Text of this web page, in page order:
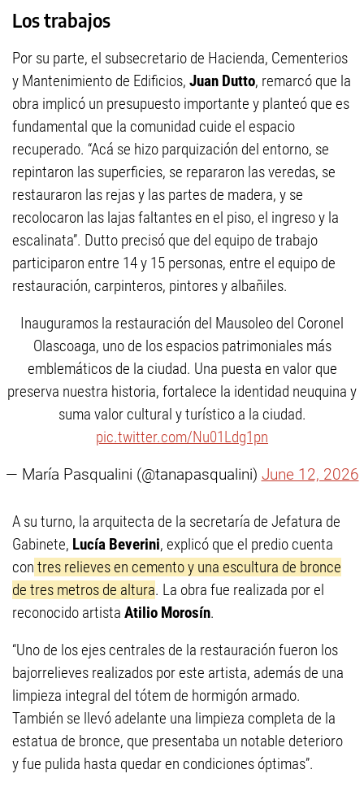
Los trabajos
Por su parte, el subsecretario de Hacienda, Cementerios
y Mantenimiento de Edificios, Juan Dutto, remarcó que la
obra implicó un presupuesto importante y planteó que es
fundamental que la comunidad cuide el espacio
recuperado. “Acá se hizo parquización del entorno, se
repintaron las superficies, se repararon las veredas, se
restauraron las rejas y las partes de madera, y se
recolocaron las lajas faltantes en el piso, el ingreso y la
escalinata”. Dutto precisó que del equipo de trabajo
participaron entre 14 y 15 personas, entre el equipo de
restauración, carpinteros, pintores y albañiles.
Inauguramos la restauración del Mausoleo del Coronel
Olascoaga, uno de los espacios patrimoniales más
emblemáticos de la ciudad. Una puesta en valor que
preserva nuestra historia, fortalece la identidad neuquina y
suma valor cultural y turístico a la ciudad.
pic.twitter.com/Nu01Ldg1pn
— María Pasqualini (@tanapasqualini) June 12, 2026
A su turno, la arquitecta de la secretaría de Jefatura de
Gabinete, Lucía Beverini, explicó que el predio cuenta
con tres relieves en cemento y una escultura de bronce
de tres metros de altura. La obra fue realizada por el
reconocido artista Atilio Morosín.
“Uno de los ejes centrales de la restauración fueron los
bajorrelieves realizados por este artista, además de una
limpieza integral del tótem de hormigón armado.
También se llevó adelante una limpieza completa de la
estatua de bronce, que presentaba un notable deterioro
y fue pulida hasta quedar en condiciones óptimas”.